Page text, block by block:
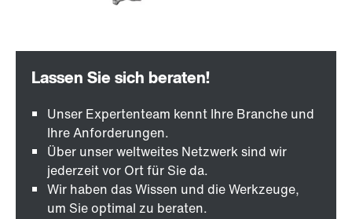
Unser Expertenteam kennt Ihre Branche und
Ihre Anforderungen.
Über unser weltweites Netzwerk sind wir
jederzeit vor Ort für Sie da.
Wir haben das Wissen und die Werkzeuge,
um Sie optimal zu beraten.